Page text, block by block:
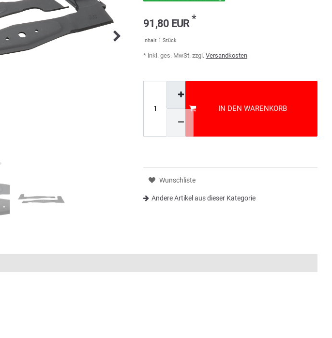
91,80 EUR *
Inhalt 1 Stück
* inkl. ges. MwSt. zzgl. Versandkosten
IN DEN WARENKORB
Wunschliste
Andere Artikel aus dieser Kategorie